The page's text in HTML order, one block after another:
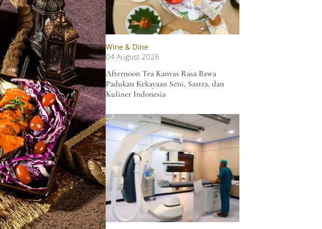
Wine & Dine
04 August 2026
Afternoon Tea Kanvas Rasa Bawa
Padukan Kekayaan Seni, Sastra, dan
Kuliner Indonesia